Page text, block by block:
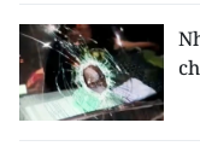
NHÂN DÂN HẰNG
MUA BÁO